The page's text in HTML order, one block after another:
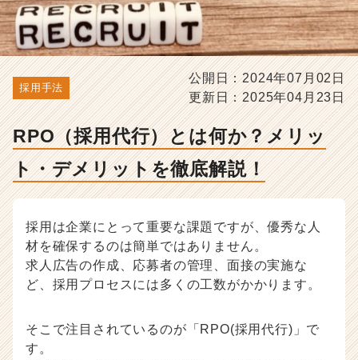
ト・
デ
メ
リ
底
説！
事・
採
用
担
当
向
採用手法
公開日：2024年07月02日
更新日：2025年04月23日
RPO（採用代行）とは何か？メリッ
ト・デメリットを徹底解説！
採用は企業にとって重要な課題ですが、優秀な人
材を確保するのは簡単ではありません。
求人広告の作成、応募者の管理、面接の実施な
ど、採用プロセスには多くの工数がかかります。
そこで注目されているのが「RPO(採用代行)」で
す。